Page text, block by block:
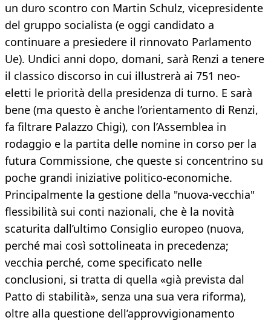
un duro scontro con Martin Schulz, vicepresidente
del gruppo socialista (e oggi candidato a
continuare a presiedere il rinnovato Parlamento
Ue). Undici anni dopo, domani, sarà Renzi a tenere
il classico discorso in cui illustrerà ai 751 neo-
eletti le priorità della presidenza di turno. E sarà
bene (ma questo è anche l’orientamento di Renzi,
fa filtrare Palazzo Chigi), con l’Assemblea in
rodaggio e la partita delle nomine in corso per la
futura Commissione, che queste si concentrino su
poche grandi iniziative politico-economiche.
Principalmente la gestione della "nuova-vecchia"
flessibilità sui conti nazionali, che è la novità
scaturita dall’ultimo Consiglio europeo (nuova,
perché mai così sottolineata in precedenza;
vecchia perché, come specificato nelle
conclusioni, si tratta di quella «già prevista dal
Patto di stabilità», senza una sua vera riforma),
oltre alla questione dell’approvvigionamento